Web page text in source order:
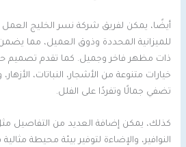
أيضًا، يمكن لفريق شركة نسر الخليج
للميزانية المحددة وذوق العميل، مما
ذات مظهر فاخر وجميل. كما تقدم تصميم
خيارات متنوعة من الأشجار، النباتات،
تضفي جمالًا وتفردًا على الفلل.
كذلك، يمكن إضافة العديد من التفاصيل
النوافير، والإضاءة لتوفير بيئة محيطة